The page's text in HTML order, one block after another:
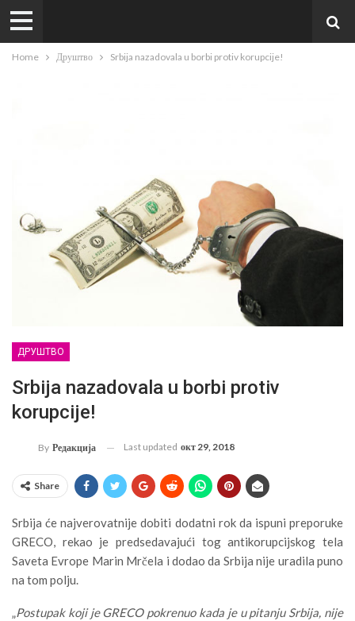
Home Друштво Srbija nazadovala u borbi protiv korupcije!
ДРУШТВО
Srbija nazadovala u borbi protiv
korupcije!
By Редакција Last updated окт 29, 2018
Share
Srbija će najverovatnije dobiti dodatni rok da ispuni preporuke
GRECO, rekao je predsedavajući tog antikorupcijskog tela
Saveta Evrope Marin Mrčela i dodao da Srbija nije uradila puno
na tom polju.
„Postupak koji je GRECO pokrenuo kada je u pitanju Srbija, nije